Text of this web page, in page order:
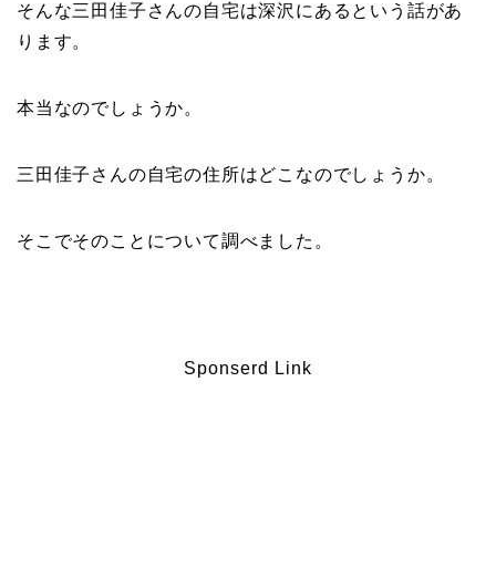
そんな三田佳子さんの自宅は深沢にあるという話があ
ります。
本当なのでしょうか。
三田佳子さんの自宅の住所はどこなのでしょうか。
そこでそのことについて調べました。
Sponserd Link